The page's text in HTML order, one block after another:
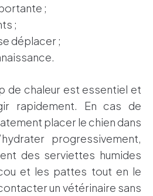
;
;
déplacer ;
de chaleur est essentiel et
rapidement. En cas de
placer le chien dans
progressivement,
des serviettes humides
et les pattes tout en le
un vétérinaire sans